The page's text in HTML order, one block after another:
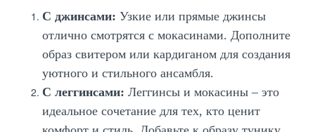
С джинсами: Узкие или прямые джинсы
отлично смотрятся с мокасинами. Дополните
образ свитером или кардиганом для создания
уютного и стильного ансамбля.
С леггинсами: Леггинсы и мокасины – это
идеальное сочетание для тех, кто ценит